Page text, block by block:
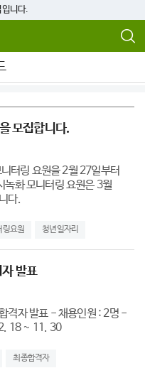
입니다.
모집합니다.
터링 요원을 2월 27일부터
녹화 모니터링 요원은 3월
다.
링요원 청년일자리
발표
격자 발표 - 채용인원 : 2명 -
18 ~ 11. 30
최종합격자